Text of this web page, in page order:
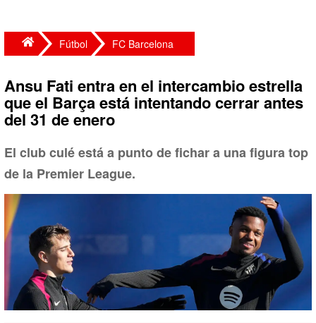
Fútbol FC Barcelona
Ansu Fati entra en el intercambio estrella
que el Barça está intentando cerrar antes
del 31 de enero
El club culé está a punto de fichar a una figura top
de la Premier League.